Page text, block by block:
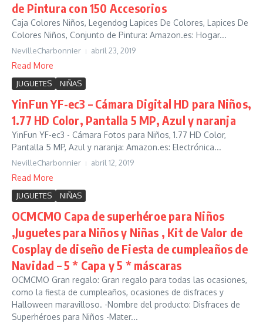
de Pintura con 150 Accesorios
Caja Colores Niños, Legendog Lapices De Colores, Lapices De
Colores Niños, Conjunto de Pintura: Amazon.es: Hogar...
NevilleCharbonnier abril 23, 2019
Read More
JUGUETES NIÑAS
YinFun YF-ec3 – Cámara Digital HD para Niños,
1.77 HD Color, Pantalla 5 MP, Azul y naranja
YinFun YF-ec3 - Cámara Fotos para Niños, 1.77 HD Color,
Pantalla 5 MP, Azul y naranja: Amazon.es: Electrónica...
NevilleCharbonnier abril 12, 2019
Read More
JUGUETES NIÑAS
OCMCMO Capa de superhéroe para Niños
,Juguetes para Niños y Niñas , Kit de Valor de
Cosplay de diseño de Fiesta de cumpleaños de
Navidad – 5 * Capa y 5 * máscaras
OCMCMO Gran regalo: Gran regalo para todas las ocasiones,
como la fiesta de cumpleaños, ocasiones de disfraces y
Halloween maravilloso. -Nombre del producto: Disfraces de
Superhéroes para Niños -Mater...